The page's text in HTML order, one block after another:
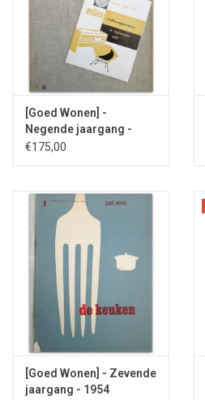
[Goed Wonen] -
Negende jaargang -
1956
€175,00
[Goed Wonen] - Zevende
jaargang - 1954